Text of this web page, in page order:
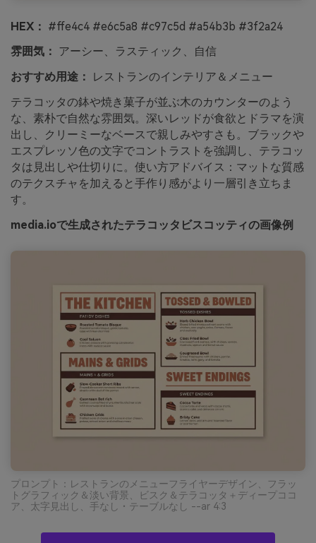
HEX： #ffe4c4 #e6c5a8 #c97c5d #a54b3b #3f2a24
雰囲気： アーシー、ラスティック、自信
おすすめ用途：
レストランのインテリア＆メニュー
テラコッタの鉢や焼き菓子が並ぶ木のカウンターのよう
な、素朴で自然な雰囲気。深いレッドが食欲とドラマを演
出し、クリーミーなベースで親しみやすさも。ブラックや
エスプレッソ色の文字でコントラストを強調し、テラコッ
タは見出しや仕切りに。使い方アドバイス：マットな質感
のテクスチャを加えると手作り感がより一層引き立ちま
す。
media.ioで生成されたテラコッタビスコッティの画像例
プロンプト：レストランのメニューフライヤーデザイン、フラッ
トグラフィック＆淡い背景、ビスク＆テラコッタ＋ディープココ
ア、太字見出し、手なし・テーブルなし --ar 4:3